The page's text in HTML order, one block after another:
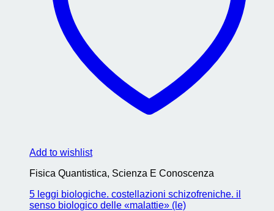
Add to wishlist
Fisica Quantistica, Scienza E Conoscenza
5 leggi biologiche. costellazioni schizofreniche. il
senso biologico delle «malattie» (le)